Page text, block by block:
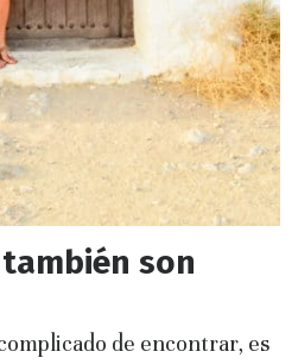
son
de encontrar, es